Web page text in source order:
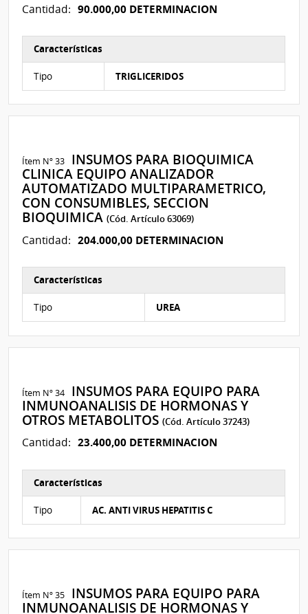
Cantidad: 90.000,00 DETERMINACION
Características
Tipo TRIGLICERIDOS
Ítem Nº 33
INSUMOS PARA BIOQUIMICA
CLINICA EQUIPO ANALIZADOR
AUTOMATIZADO MULTIPARAMETRICO,
CON CONSUMIBLES, SECCION
BIOQUIMICA(Cód. Artículo 63069)
Cantidad: 204.000,00 DETERMINACION
Características
Tipo UREA
Ítem Nº 34
INSUMOS PARA EQUIPO PARA
INMUNOANALISIS DE HORMONAS Y
OTROS METABOLITOS(Cód. Artículo 37243)
Cantidad: 23.400,00 DETERMINACION
Características
Tipo AC. ANTI VIRUS HEPATITIS C
Ítem Nº 35
INSUMOS PARA EQUIPO PARA
INMUNOANALISIS DE HORMONAS Y